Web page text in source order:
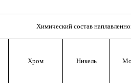
Химический состав
Хром Никель